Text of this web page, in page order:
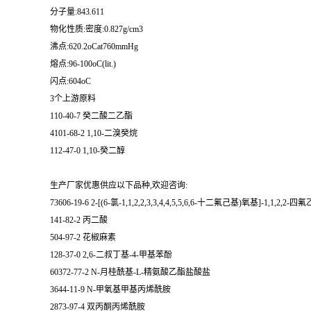
分子量:843.611
物化性质:密度:0.827g/cm3
沸点:620.2oCat760mmHg
熔点:96-100oC(lit.)
闪点:604oC
3个上游原料
110-40-7 癸二酸二乙酯
4101-68-2 1,10-二溴癸烷
112-47-0 1,10-癸二醇
生产厂家优惠供应以下品种,欢迎咨询:
73606-19-6 2-[(6-氯-1,1,2,2,3,3,4,4,5,5,6,6-十二氟己基)氧基]-1,1,2,2-四氟
141-82-2 丙二酸
504-97-2 花椒麻素
128-37-0 2,6-二叔丁基-4-甲基苯酚
60372-77-2 N-月桂酰基-L-精氨酸乙酯盐酸盐
3644-11-9 N-甲氧基甲基丙烯酰胺
2873-97-4 双丙酮丙烯酰胺